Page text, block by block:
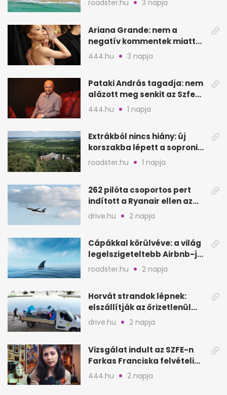
roadster.hu 3 napja
Ariana Grande: nem a
negatív kommentek miatt
vonul vissza
444.hu 3 napja
Pataki András tagadja: nem
alázott meg senkit az Szfe
felvételijén
444.hu 1 napja
Extrákból nincs hiány: új
korszakba lépett a soproni
Fagus Hotel
roadster.hu 1 napja
262 pilóta csoportos pert
indított a Ryanair ellen az
Egyesült Királyságban
drive.hu 2 napja
Cápákkal körülvéve: a világ
legelszigeteltebb Airbnb-je
a nyílt tengeren
roadster.hu 2 napja
Horvát strandok lépnek:
elszállítják az őrizetlenül
hagyott törölközőket
drive.hu 2 napja
Vizsgálat indult az SZFE-n
Farkas Franciska felvételi
videója után
444.hu 2 napja